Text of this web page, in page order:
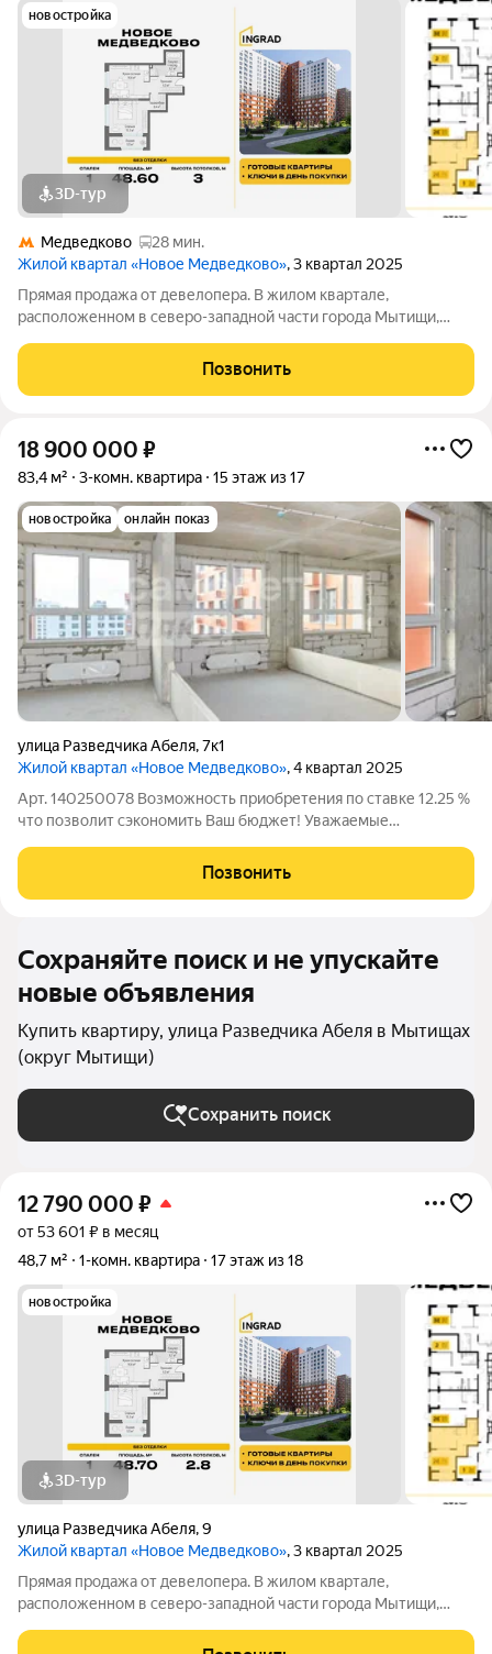
новостройка
3D-тур
Медведково
28 мин.
Жилой квартал «Новое Медведково», 3 квартал 2025
Прямая продажа от девелопера. В жилом квартале,
расположенном в северо-западной части города Мытищи,
отделки. Квартира расположена на 18 этаже 18-этажного дома,
корпус 43, в жилом квартале
Позвонить
18 900 000 ₽
83,4 м² 3-комн. квартира 15 этаж из 17
новостройка онлайн показ
улица Разведчика Абеля,7к1
Жилой квартал «Новое Медведково», 4 квартал 2025
Арт. 140250078 Возможность приобретения по ставке 12.25 %
что позволит сэкономить Ваш бюджет! Уважаемые
просторную ЕВРО 4-ех комнатную квартиру в одной из самых
удобных,развитых и перспективных для
Позвонить
Сохраняйте поиск и не упускайте
новые объявления
Купить квартиру, улица Разведчика Абеля в Мытищах
(округ Мытищи)
Сохранить поиск
12 790 000 ₽
от 53 601 ₽ в месяц
48,7 м²
1-комн. квартира 17 этаж из 18
новостройка
3D-тур
улица Разведчика Абеля,9
Жилой квартал «Новое Медведково», 3 квартал 2025
Прямая продажа от девелопера. В жилом квартале,
расположенном в северо-западной части города Мытищи,
отделки. Квартира расположена на 17 этаже 18-этажного дома,